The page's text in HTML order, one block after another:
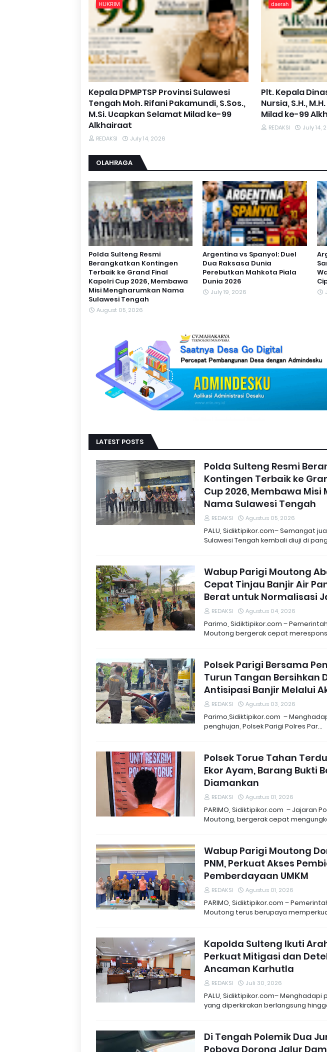
HUKRIM
Kepala DPMPTSP Provinsi Sulawesi
Tengah Moh. Rifani Pakamundi, S.Sos.,
M.Si. Ucapkan Selamat Milad ke-99
Alkhairaat
REDAKSI July 14, 2026
daerah
Plt. Kepala
Nursia, S.H.,
Milad ke-99
REDAKSI July 14,
OLAHRAGA
Polda Sulteng Resmi
Berangkatkan Kontingen
Terbaik ke Grand Final
Kapolri Cup 2026, Membawa
Misi Mengharumkan Nama
Sulawesi Tengah
August 05, 2026
Argentina vs Spanyol: Duel
Dua Raksasa Dunia
Perebutkan Mahkota Piala
Dunia 2026
July 19, 2026
LATEST POSTS
Polda Sulteng Resmi
Kontingen Terbaik ke
Cup 2026, Membawa
Nama Sulawesi Tengah
REDAKSI Agustus 05, 2026
PALU, Sidiktipikor.com– Semangat
Sulawesi Tengah kembali diuji di
Wabup Parigi Moutong
Cepat Tinjau Banjir Air
Berat untuk Normalisasi
REDAKSI Agustus 04, 2026
Parimo, Sidiktipikor.com –
Moutong bergerak cepat
Polsek Parigi Bersama
Turun Tangan Bersihkan
Antisipasi Banjir Melalui
REDAKSI Agustus 03, 2026
Parimo,Sidiktipikor.com –
penghujan, Polsek Parigi Polres Par…
Polsek Torue Tahan
Ekor Ayam, Barang Bukti
Diamankan
REDAKSI Agustus 01, 2026
PARIMO, Sidiktipikor.com – Jajaran
Moutong, bergerak cepat
Wabup Parigi Moutong
PNM, Perkuat Akses
Pemberdayaan UMKM
REDAKSI Agustus 01, 2026
PARIMO, Sidiktipikor.com –
Moutong terus berupaya
Kapolda Sulteng Ikuti
Perkuat Mitigasi dan
Ancaman Karhutla
REDAKSI Juli 30, 2026
PALU, Sidiktipikor.com– Menghadapi
yang diperkirakan berlangsung
Di Tengah Polemik Dua
Poboya Dorong Jalur